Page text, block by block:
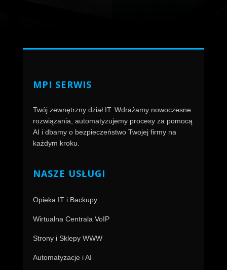
MPI SERWIS
Twój zewnętrzny dział IT. Wdrażamy nowoczesne
rozwiązania, automatyzujemy procesy za pomocą
AI i dbamy o bezpieczeństwo Twojej firmy na
każdym kroku.
NASZE USŁUGI
Opieka IT i Backupy
Wirtualna Centrala VoIP
Strony i Sklepy WWW
Automatyzacje i AI